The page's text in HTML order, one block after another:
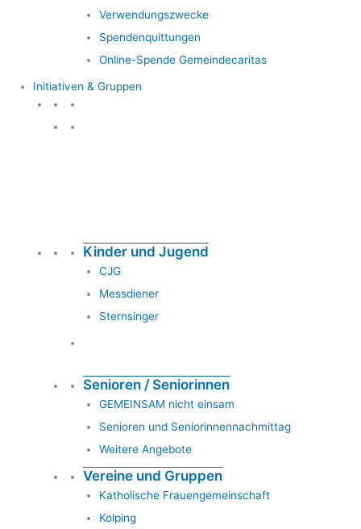
Verwendungszwecke
Spendenquittungen
Online-Spende Gemeindecaritas
Initiativen & Gruppen
Kinder und Jugend
CJG
Messdiener
Sternsinger
Senioren / Seniorinnen
GEMEINSAM nicht einsam
Senioren und Seniorinnennachmittag
Weitere Angebote
Vereine und Gruppen
Katholische Frauengemeinschaft
Kolping